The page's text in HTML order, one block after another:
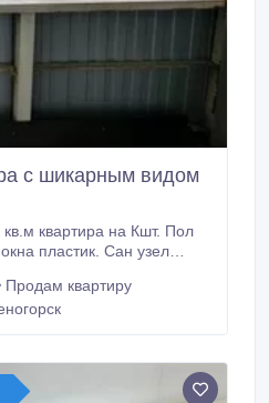
с шикарным видом
без
Продам квартиру